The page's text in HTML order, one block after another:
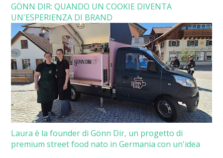
GÖNN DIR: QUANDO UN COOKIE DIVENTA
UN'ESPERIENZA DI BRAND
Laura è la founder di Gönn Dir, un progetto di
premium street food nato in Germania con un'idea